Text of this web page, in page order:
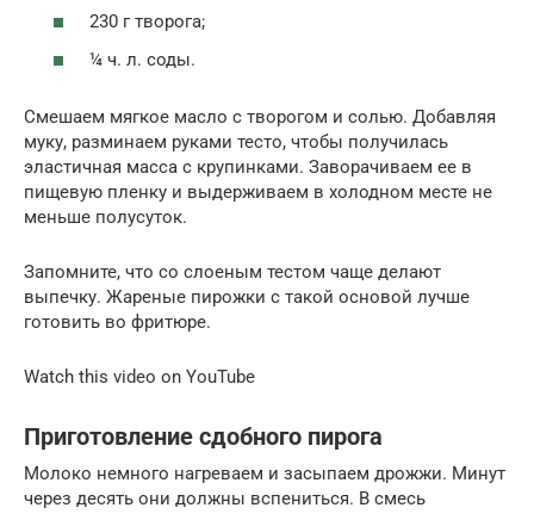
230 г творога;
¼ ч. л. соды.
Смешаем мягкое масло с творогом и солью. Добавляя
муку, разминаем руками тесто, чтобы получилась
эластичная масса с крупинками. Заворачиваем ее в
пищевую пленку и выдерживаем в холодном месте не
меньше полусуток.
Запомните, что со слоеным тестом чаще делают
выпечку. Жареные пирожки с такой основой лучше
готовить во фритюре.
Watch this video on YouTube
Приготовление сдобного пирога
Молоко немного нагреваем и засыпаем дрожжи. Минут
через десять они должны вспениться. В смесь